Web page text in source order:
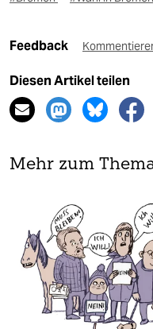
Feedback
Diesen Artikel teilen
Mehr zum